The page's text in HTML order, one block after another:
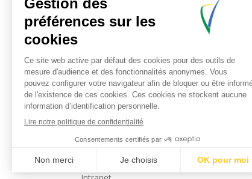
20181 Ajaccio Cedex 01
T : 04 95 51 77 77
Accueil et horaires
Nous contacter
Politique de confidentialité
Mentions légales